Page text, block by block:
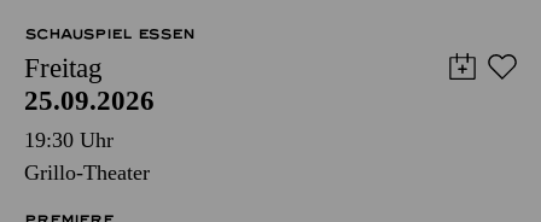
SCHAUSPIEL ESSEN
Freitag
25.09.2026
19:30 Uhr
Grillo-Theater